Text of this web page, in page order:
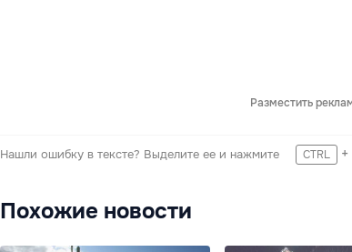
Разместить
Нашли ошибку в тексте? Выделите ее и нажмите CTRL +
Похожие новости